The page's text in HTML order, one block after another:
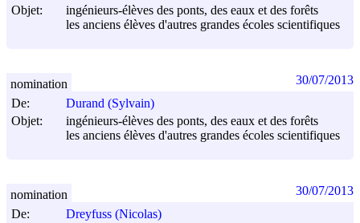
Objet:
ingénieurs-élèves des ponts, des eaux et des forêts
les anciens élèves d'autres grandes écoles scientifiques
De:
Durand (Sylvain)
Objet:
ingénieurs-élèves des ponts, des eaux et des forêts
les anciens élèves d'autres grandes écoles scientifiques
nomination 30/07/2013
De:
Dreyfuss (Nicolas)
nomination 30/07/2013